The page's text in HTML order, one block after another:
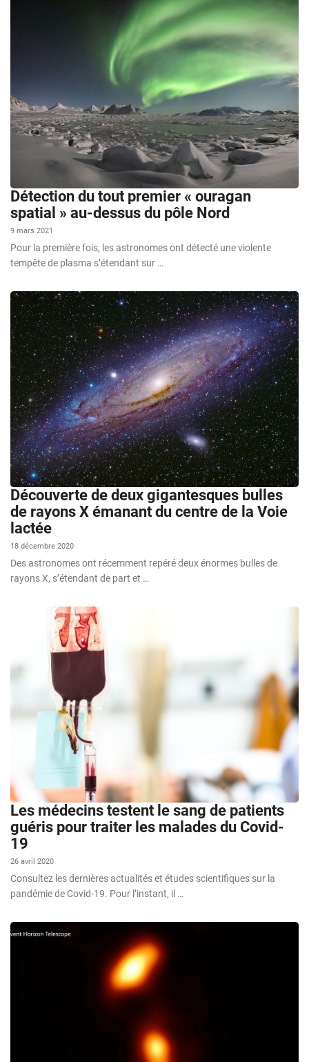
Détection du tout premier « ouragan
spatial » au-dessus du pôle Nord
9 mars 2021
Pour la première fois, les astronomes ont détecté une violente
tempête de plasma s’étendant sur …
Découverte de deux gigantesques bulles
de rayons X émanant du centre de la Voie
lactée
18 décembre 2020
Des astronomes ont récemment repéré deux énormes bulles de
rayons X, s’étendant de part et …
Les médecins testent le sang de patients
guéris pour traiter les malades du Covid-
19
26 avril 2020
Consultez les dernières actualités et études scientifiques sur la
pandémie de Covid-19. Pour l’instant, il …